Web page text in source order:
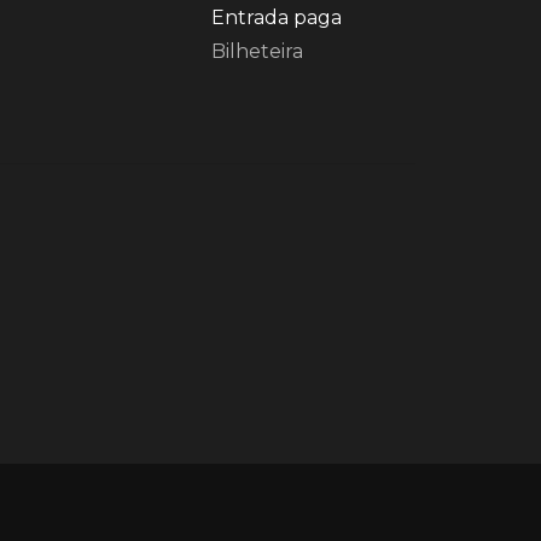
Entrada paga
Bilheteira